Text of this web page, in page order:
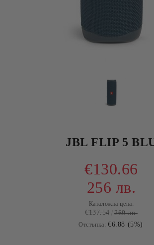
JBL FLIP 5
€130.66
256 лв.
Каталожна цена:
€137.54 269 лв.
Отстъпка: €6.88 (5%)